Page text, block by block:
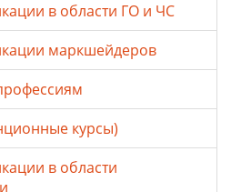
в области ГО и ЧС
маркшейдеров
курсы)
в области